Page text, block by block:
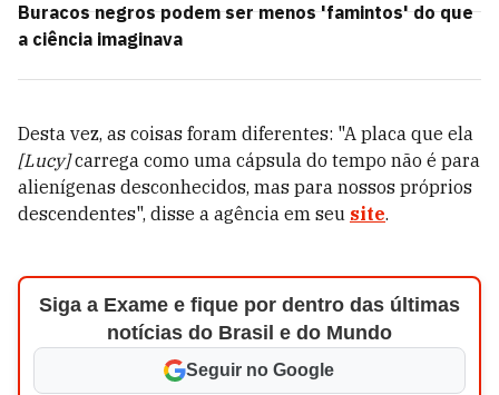
Buracos negros podem ser menos 'famintos' do que
a ciência imaginava
Desta vez, as coisas foram diferentes: "A placa que ela
[Lucy]carrega como uma cápsula do tempo não é para
alienígenas desconhecidos, mas para nossos próprios
descendentes", disse a agência em seu site.
Siga a Exame e fique por dentro das últimas
notícias do Brasil e do Mundo
Seguir no Google